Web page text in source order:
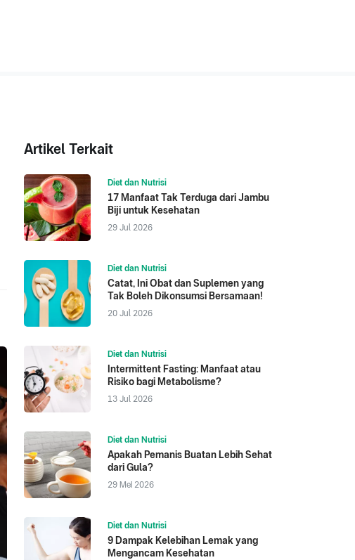
Artikel Terkait
Diet dan Nutrisi
17 Manfaat Tak Terduga dari Jambu
Biji untuk Kesehatan
29 Jul 2026
Diet dan Nutrisi
Catat, Ini Obat dan Suplemen yang
Tak Boleh Dikonsumsi Bersamaan!
20 Jul 2026
Diet dan Nutrisi
Intermittent Fasting: Manfaat atau
Risiko bagi Metabolisme?
13 Jul 2026
Diet dan Nutrisi
Apakah Pemanis Buatan Lebih Sehat
dari Gula?
29 Mei 2026
Diet dan Nutrisi
9 Dampak Kelebihan Lemak yang
Mengancam Kesehatan